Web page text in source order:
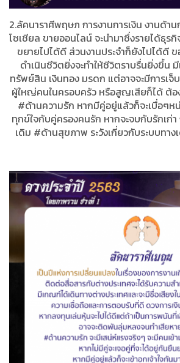
2.ลัคนาราศีพฤษภ การงานการเงิน งานด้า
โซเชียล ขายออนไลน์ จะนำมาซึ่งรายได้ธุร
ขยายไปได้ดี ส่วนงานประจำก็ยังไปได้ดี
ดำเนินชีวิตยิ่งจะทำให้ชีวิตราบรื่นยิ่งขึ้น
ทรัพย์สิน เงินทอง มรดก แต่อาจจะมีการเ
ผู้ใหญ่คนในครอบครัว หรือสูญเสียก็ได้ ต้
#ด้านความรัก หากมีคู่อยู่แล้วก็จะเบื่อๆห
ทุกข์ใจกับคู่ครองคนรัก หากจะจบกับรักเก่า
เดิม #ด้านสุขภาพ ระวังเกี่ยวกับระบบทาง